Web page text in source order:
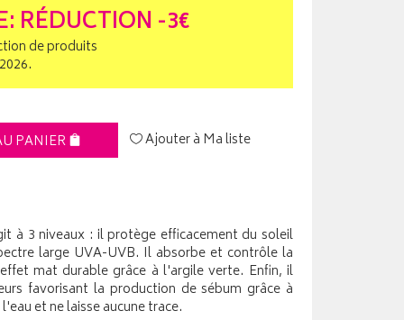
RÉDUCTION -3€
de produits
PANIER Ajouter à Ma liste
à 3 niveaux : il protège efficacement du soleil
large UVA-UVB. Il absorbe et contrôle la
mat durable grâce à l'argile verte. Enfin, il
favorisant la production de sébum grâce à
et ne laisse aucune trace.